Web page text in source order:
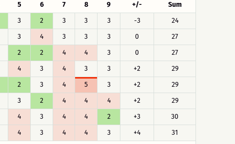
5 6 7 8 9 +/-
Sum
3 2 3 3 3 -3
24
3 4 3 3 3 0
27
2 2 4 4 3 0
27
4 3 4 3 3 +2
29
2 3 4 5 3 +2
29
3 2 4 4 4 +2
29
4 3 4 4 2 +3
30
4 3 4 4 3 +4
31